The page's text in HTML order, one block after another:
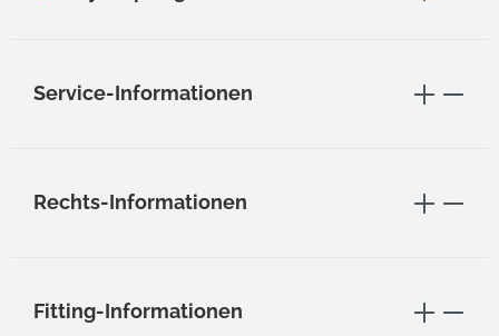
Service-Informationen
Rechts-Informationen
Fitting-Informationen